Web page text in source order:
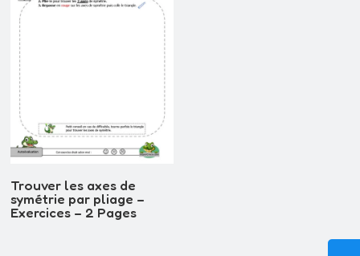
Trouver les axes de
symétrie par pliage –
Exercices – 2 Pages